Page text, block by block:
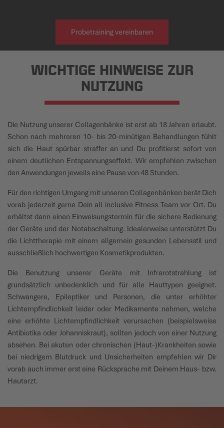
Probetraining vereinbaren
WICHTIGE HINWEISE ZUR
NUTZUNG
Die Nutzung unserer Collagenbänke ist erst ab 18 Jahren erlaubt.
Schon nach mehreren 10- bis 20-minütigen Behandlungen fühlt
sich die Haut spürbar straffer an und Du profitierst sofort von
einem deutlichen Entspannungseffekt. Wir empfehlen zwischen
den Anwendungen jeweils eine Pause von 48 Stunden.
Für den richtigen Umgang mit unseren Collagenbänken berät Dich
vorab jederzeit gerne Dein all inclusive Fitness Team vor Ort. Du
erhältst dann einen Einweisungstermin für die sichere Bedienung
der Geräte und der Notabschaltung. Idealerweise unterstützt Du
die Lichttherapie mit einem allgemein gesunden Lebensstil und
ausschließlich hochwertigen Kosmetikprodukten.
Die Benutzung unserer Geräte mit Infrarotstrahlung ist
grundsätzlich unbedenklich und für alle Hauttypen geeignet.
Schwangere, Epileptiker und Personen, die unter erhöhter
Lichtempfindlichkeit leider oder Medikamente nehmen, welche
eine erhöhte Lichtempfindlichkeit verursachen (beispielsweise
Antibiotika oder Johanniskraut), sollten jedoch von einer Nutzung
absehen. Bei akuten oder chronischen (Haut-)Krankheiten sowie
bei niedrigem Blutdruck und Unsicherheiten empfehlen wir Dir
vorab auch immer erst eine Rücksprache mit Deinem Haus- bzw.
Hautarzt.